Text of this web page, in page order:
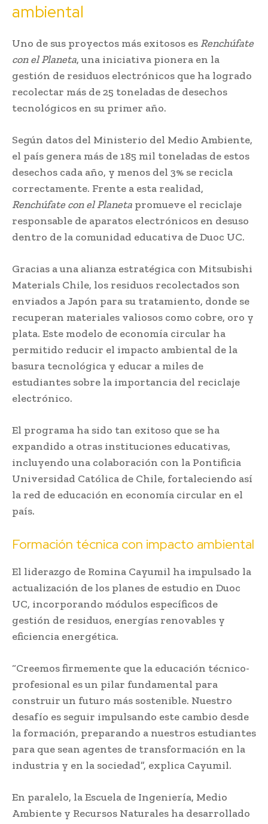
ambiental
Uno de sus proyectos más exitosos es Renchúfate
con el Planeta, una iniciativa pionera en la
gestión de residuos electrónicos que ha logrado
recolectar más de 25 toneladas de desechos
tecnológicos en su primer año.
Según datos del Ministerio del Medio Ambiente,
el país genera más de 185 mil toneladas de estos
desechos cada año, y menos del 3% se recicla
correctamente. Frente a esta realidad,
Renchúfate con el Planeta promueve el reciclaje
responsable de aparatos electrónicos en desuso
dentro de la comunidad educativa de Duoc UC.
Gracias a una alianza estratégica con Mitsubishi
Materials Chile, los residuos recolectados son
enviados a Japón para su tratamiento, donde se
recuperan materiales valiosos como cobre, oro y
plata. Este modelo de economía circular ha
permitido reducir el impacto ambiental de la
basura tecnológica y educar a miles de
estudiantes sobre la importancia del reciclaje
electrónico.
El programa ha sido tan exitoso que se ha
expandido a otras instituciones educativas,
incluyendo una colaboración con la Pontificia
Universidad Católica de Chile, fortaleciendo así
la red de educación en economía circular en el
país.
Formación técnica con impacto ambiental
El liderazgo de Romina Cayumil ha impulsado la
actualización de los planes de estudio en Duoc
UC, incorporando módulos específicos de
gestión de residuos, energías renovables y
eficiencia energética.
“Creemos firmemente que la educación técnico-
profesional es un pilar fundamental para
construir un futuro más sostenible. Nuestro
desafío es seguir impulsando este cambio desde
la formación, preparando a nuestros estudiantes
para que sean agentes de transformación en la
industria y en la sociedad”, explica Cayumil.
En paralelo, la Escuela de Ingeniería, Medio
Ambiente y Recursos Naturales ha desarrollado